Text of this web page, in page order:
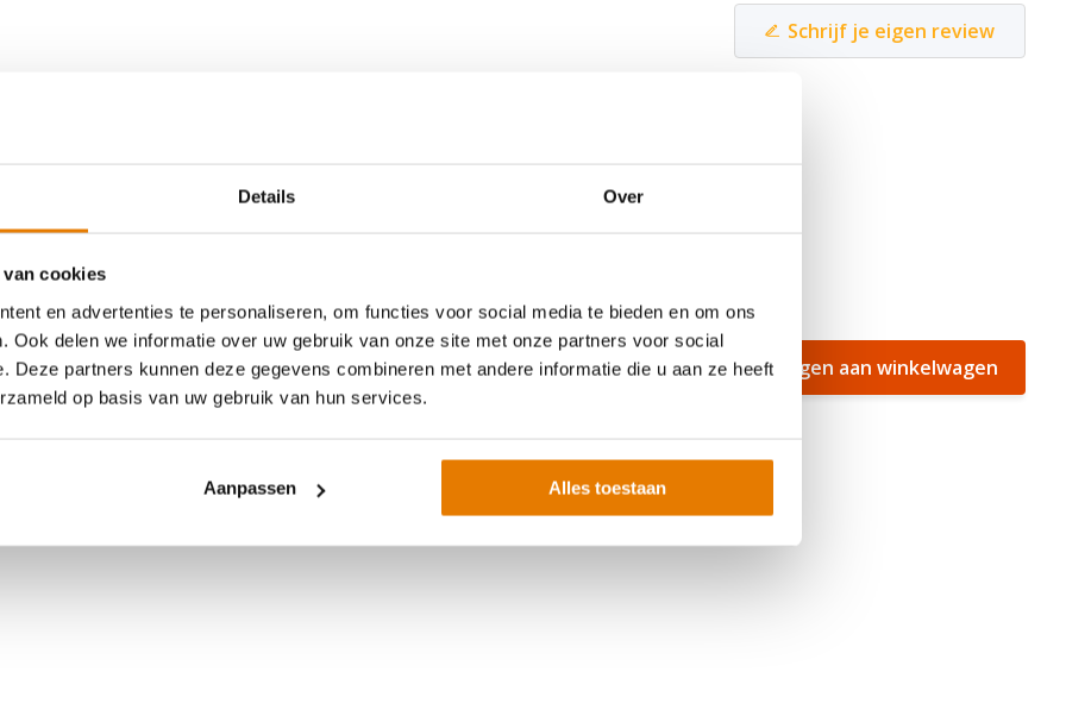
Details Over
cookies
en advertenties te personaliseren, om functies voor social media te bieden en om ons
Ook delen we informatie over uw gebruik van onze site met onze partners voor social
Deze partners kunnen deze gegevens combineren met andere informatie die u aan ze heeft
op basis van uw gebruik van hun services.
Aanpassen Alles toestaan
stroomcircuit hierbij
de SDT G2 Plus+ Serie en
en productie van
commerciële systemen
IHS & GTMt in
in de wereld geplaatst.
heeft Libra Energy ervoor
ons sterke merken
Schrijf je eigen review
5K-SDT 3-fase omvormer (GW5000-SDT-
Optimizers
Toevoegen aan winkelwagen